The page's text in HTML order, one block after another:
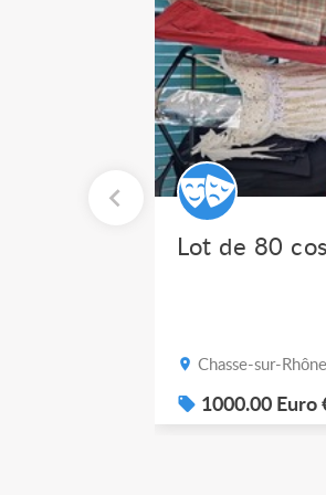
Chasse-sur-Rhône
1000.00 Euro